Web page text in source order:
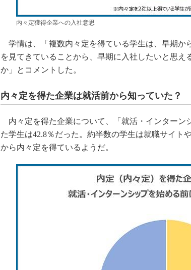
内々定獲得企業への入社意思
学情は、「複数内々定を得ている学生は、早期か
を見てきていることから、早期に入社したいと思え
か」とコメントした。
内々定を得た企業は就活前から知っていた？
内々定を得た企業について、「就活・インターン
た学生は42.8％だった。約半数の学生は就職サイト
から内々定を得ているようだ。